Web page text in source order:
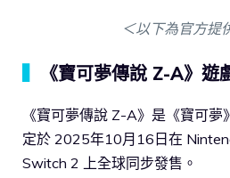
＜以下為官方提
《寶可夢傳說 Z-A》遊
《寶可夢傳說 Z-A》是《寶可
定於 2025年10月16日在
Switch 2 上全球同步發售。